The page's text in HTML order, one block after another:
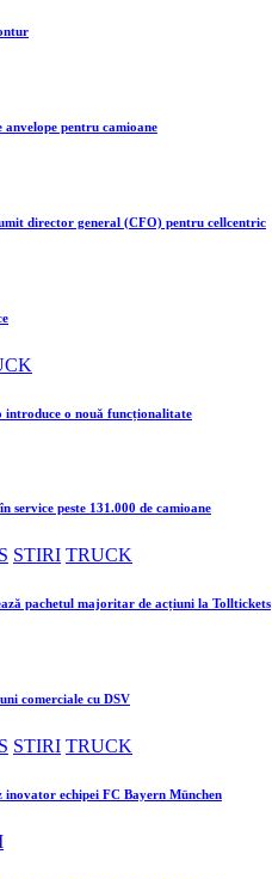
anvelope pentru camioane
director general (CFO) pentru cellcentric
introduce o nouă funcționalitate
service peste 131.000 de camioane
STIRI TRUCK
pachetul majoritar de acțiuni la Tolltickets
comerciale cu DSV
STIRI TRUCK
echipei FC Bayern München